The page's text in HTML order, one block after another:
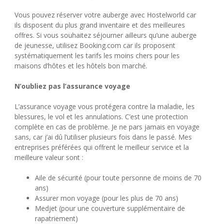
Vous pouvez réserver votre auberge avec Hostelworld car
ils disposent du plus grand inventaire et des meilleures
offres. Si vous souhaitez séjourner ailleurs qu’une auberge
de jeunesse, utilisez Booking.com car ils proposent
systématiquement les tarifs les moins chers pour les
maisons d’hôtes et les hôtels bon marché.
N’oubliez pas l’assurance voyage
L’assurance voyage vous protégera contre la maladie, les
blessures, le vol et les annulations. C’est une protection
complète en cas de problème. Je ne pars jamais en voyage
sans, car j’ai dû l’utiliser plusieurs fois dans le passé. Mes
entreprises préférées qui offrent le meilleur service et la
meilleure valeur sont :
Aile de sécurité (pour toute personne de moins de 70
ans)
Assurer mon voyage (pour les plus de 70 ans)
Medjet (pour une couverture supplémentaire de
rapatriement)